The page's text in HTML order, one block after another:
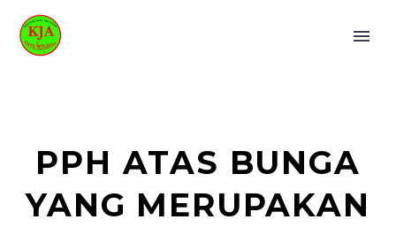
PPH ATAS BUNGA
YANG MERUPAKAN